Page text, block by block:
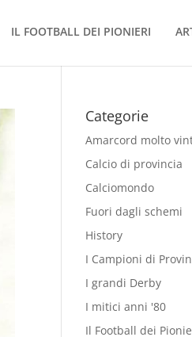
IL FOOTBALL DEI PIONIERI
Categorie
Amarcord molto
Calcio di provincia
Calciomondo
Fuori dagli schemi
History
I Campioni di
I grandi Derby
I mitici anni '80
Il Football dei